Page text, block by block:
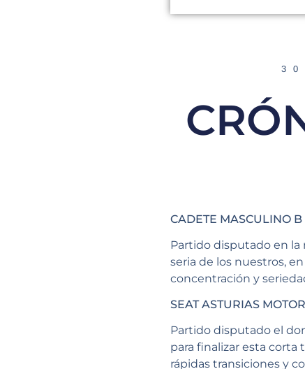
CADETE MASCULINO B
Partido disputado en la
seria de los nuestros,
concentración y
SEAT ASTURIAS
Partido disputado el
para finalizar esta corta
rápidas transiciones y